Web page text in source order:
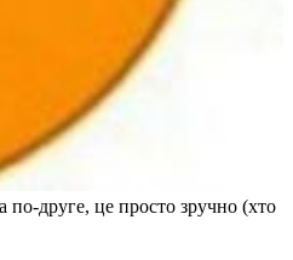
по-друге, це просто зручно (хто